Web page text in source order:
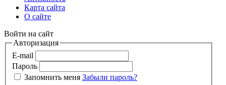
Карта сайта
О сайте
Войти на сайт
Авторизация
E-mail
Пароль
Запомнить меня Забыли пароль?